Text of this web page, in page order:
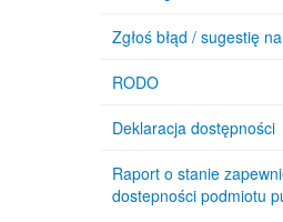
Zgłoś błąd / sugestię
RODO
Deklaracja dostępności
Raport o stanie
dostepności podmiotu